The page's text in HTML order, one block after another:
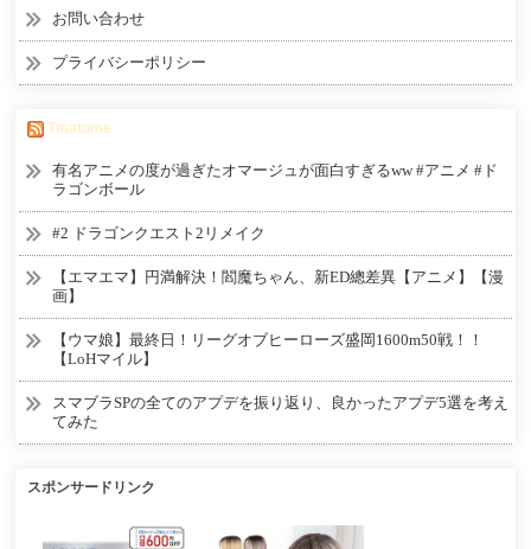
お問い合わせ
プライバシーポリシー
Tmatome
有名アニメの度が過ぎたオマージュが面白すぎるww #アニメ #ド
ラゴンボール
#2 ドラゴンクエスト2リメイク
【エマエマ】円満解決！閻魔ちゃん、新ED總差異【アニメ】【漫
画】
【ウマ娘】最終日！リーグオブヒーローズ盛岡1600m50戦！！
【LoHマイル】
スマブラSPの全てのアプデを振り返り、良かったアプデ5選を考え
てみた
スポンサードリンク